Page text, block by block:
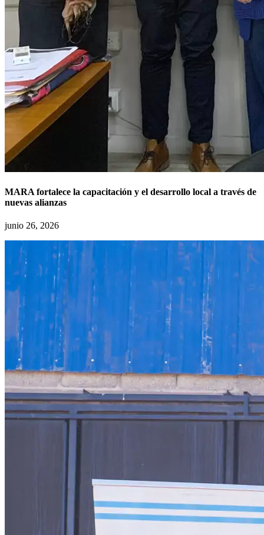
MARA fortalece la capacitación y el desarrollo local a través de
nuevas alianzas
junio 26, 2026